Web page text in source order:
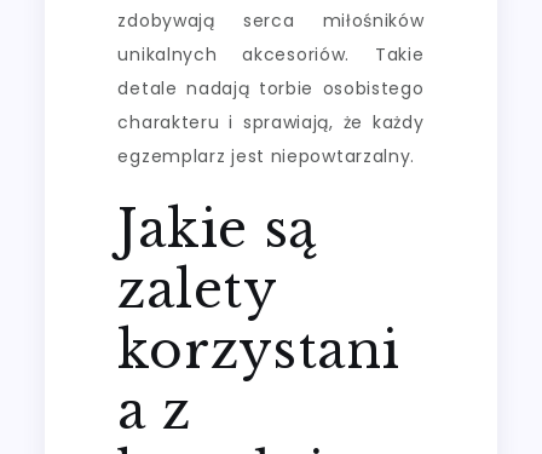
zdobywają serca miłośników
unikalnych akcesoriów. Takie
detale nadają torbie osobistego
charakteru i sprawiają, że każdy
egzemplarz jest niepowtarzalny.
Jakie są
zalety
korzystani
a z